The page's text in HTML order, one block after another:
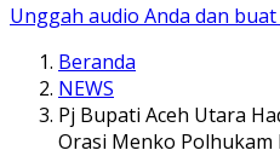
Unggah audio Anda dan
Beranda
NEWS
Pj Bupati Aceh Utara
Orasi Menko Polhukam